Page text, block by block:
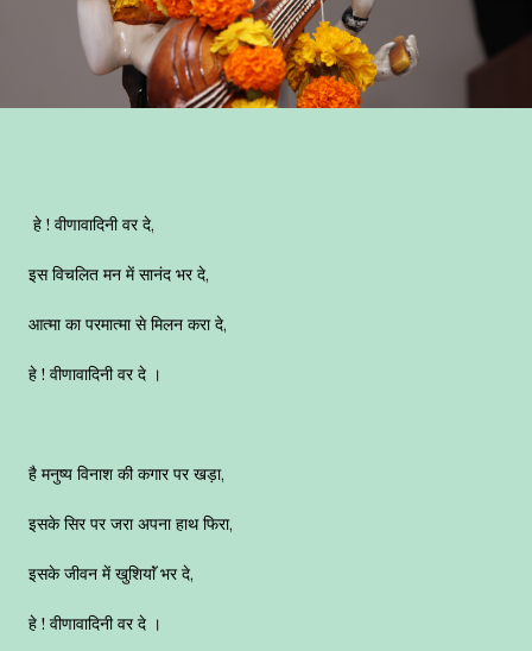
हे ! वीणावादिनी वर दे,
इस विचलित मन में सानंद भर दे,
आत्मा का परमात्मा से मिलन करा दे,
हे ! वीणावादिनी वर दे ।
है मनुष्य विनाश की कगार पर खड़ा,
इसके सिर पर जरा अपना हाथ फिरा,
इसके जीवन में खुशियाॅं भर दे,
हे ! वीणावादिनी वर दे ।